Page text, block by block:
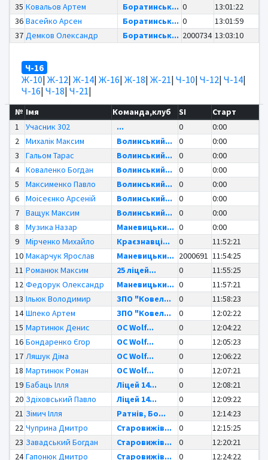
35 Ковальов Артем Боратинськ... 0
13:01:22
36 Васейко Арсен Боратинськ... 0
13:01:59
37 Демков Олександр Боратинськ... 2000734 13:03:10
Ч-16
Ж-10| Ж-12| Ж-14| Ж-16| Ж-18| Ж-21| Ч-10| Ч-12| Ч-14|
Ч-16| Ч-18| Ч-21|
№ Імя Команда,клуб SI
Старт
1
Учасник 302 ... 0
0:00
2
Михалік Максим Волинський... 0
0:00
3
Гальом Тарас Волинський... 0
0:00
4
Коваленко Богдан Волинський... 0
0:00
5
Максименко Павло Волинський... 0
0:00
6
Моісеєнко Арсеній Волинський... 0
0:00
7
Ващук Максим Волинський... 0
0:00
8
Музика Назар Маневицьки... 0
0:00
9
Мірченко Михайло Краєзнавці... 0
11:52:21
10 Макарчук Ярослав Маневицьки... 2000691 11:54:25
11 Романюк Максим 25 ліцей... 0
11:55:25
12 Федорук Олександр Маневицьки... 0
11:57:21
13 Ільюк Володимир ЗПО "Ковел... 0
11:58:23
14 Шпеко Артем ЗПО "Ковел... 0
12:02:22
15 Мартинюк Денис OC Wolf... 0
12:04:22
16 Бондаренко Єгор OC Wolf... 0
12:05:23
17 Ляшук Діма OC Wolf... 0
12:06:22
18 Мартинюк Роман OC Wolf... 0
12:07:21
19 Бабаць Ілля Ліцей 14... 0
12:08:21
20 Здіховський Павло Ліцей 14... 0
12:09:22
21 Зімич Ілля Ратнів, Бо... 0
12:14:23
22 Чуприна Дмитро Старовижів... 0
12:15:25
23 Завадський Богдан Старовижів... 0
12:20:21
24 Гапонюк Дмитро Старовижів... 0
12:24:22